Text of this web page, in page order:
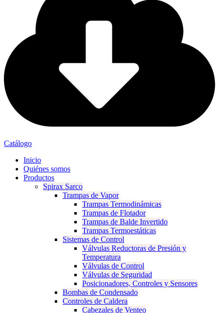
Catálogo
Inicio
Quiénes somos
Productos
Spirax Sarco
Trampas de Vapor
Trampas Termodinámicas
Trampas de Flotador
Trampas de Balde Invertido
Trampas Termoestáticas
Sistemas de Control
Válvulas Reductoras de Presión y
Temperatura
Válvulas de Control
Válvulas de Seguridad
Posicionadores, Controles y Sensores
Bombas de Condensado
Controles de Caldera
Cabezales de Venteo